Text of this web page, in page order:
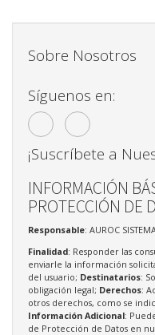
Sobre Nosotros
Síguenos en:
¡Suscríbete a
INFORMACIÓN
PROTECCIÓN DE
Responsable: AUROC
Finalidad: Responder las
enviarle la información
del usuario; Destinatarios:
obligación legal; Derechos:
otros derechos, como se
Información Adicional:
de Protección de Datos en